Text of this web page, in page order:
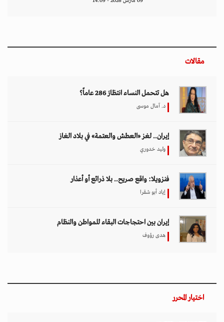
مقالات
هل تتحمل النساء انتظارَ 286 عاماً؟
د. آمال موسى
إيران.. لغز «العطش والعتمة» في بلاد الغاز
وليد خدوري
فنزويلا: واقع صريح.. بلا ذرائع أو أعذار
إياد أبو شقرا
إيران بين احتجاجات البقاء للمواطن والنظام
هدى رؤوف
اختيار المحرر